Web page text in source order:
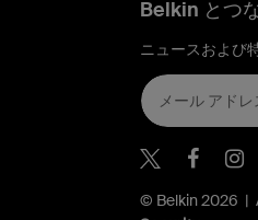
Belkin とつ
ニュースおよび
© Belkin 2026 |